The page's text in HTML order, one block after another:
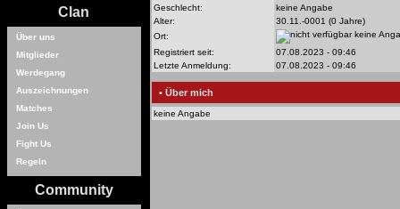
Clan
Über uns
Mitglieder
Werdegang
Auszeichnungen
Matches
Join Us
Fight Us
Regeln
Community
Geschlecht:
keine Angabe
Alter:
30.11.-0001 (0 Jahre)
Ort:
keine
Registriert seit:
07.08.2023 - 09:46
Letzte Anmeldung:
07.08.2023 - 09:46
• Über mich
keine Angabe